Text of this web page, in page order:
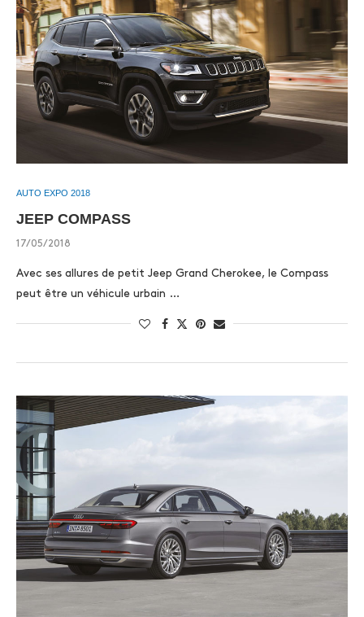
AUTO EXPO 2018
JEEP COMPASS
17/05/2018
Avec ses allures de petit Jeep Grand Cherokee, le Compass
peut être un véhicule urbain …